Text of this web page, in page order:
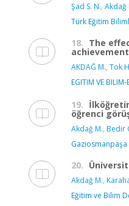
Şad S. N., Akdağ
Türk Eğitim
18. The
achievement
AKDAĞ M., Tok
EGITIM VE
19.
öğrenci
Akdağ M., Bedir
Gaziosmanpaşa
20.
Akdağ M.,
Eğitim ve Bilim